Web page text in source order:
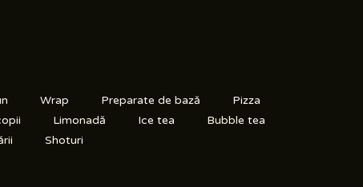
Wrap Preparate de bază
Pizza
Limonadă Ice tea
Bubble tea
Shoturi